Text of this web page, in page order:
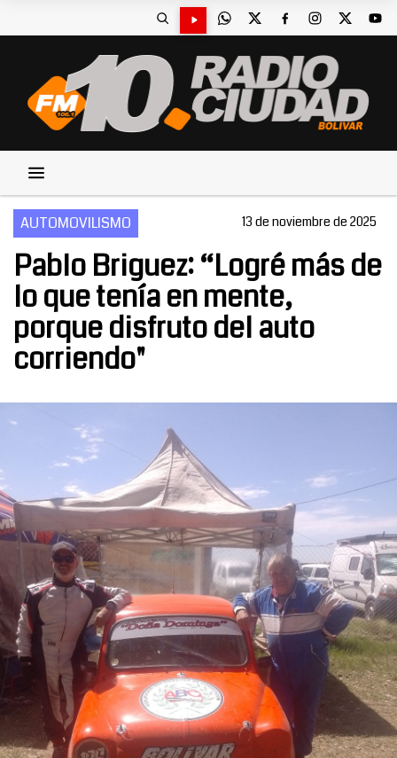
AUTOMOVILISMO 13 de noviembre de 2025
Pablo Briguez: “Logré más de
lo que tenía en mente,
porque disfruto del auto
corriendo"